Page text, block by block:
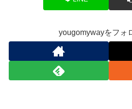
yougomywayをフォ